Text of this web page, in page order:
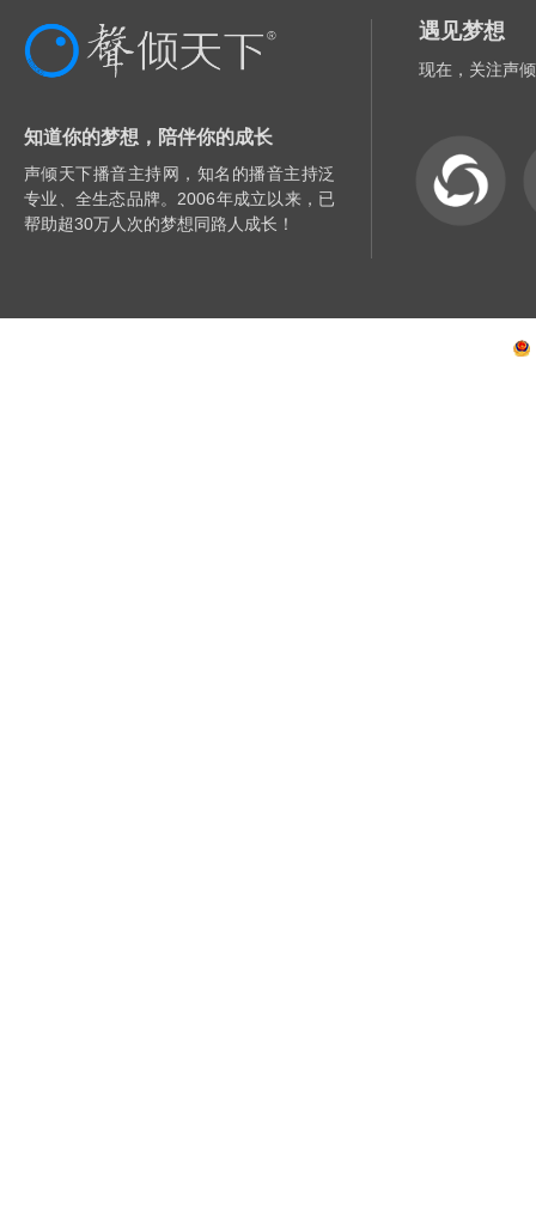
知道你的梦想，陪伴你的成长
声倾天下播音主持网，知名的播音主持泛
专业、全生态品牌。2006年成立以来，已
帮助超30万人次的梦想同路人成长！
遇见梦想
现在，关注声